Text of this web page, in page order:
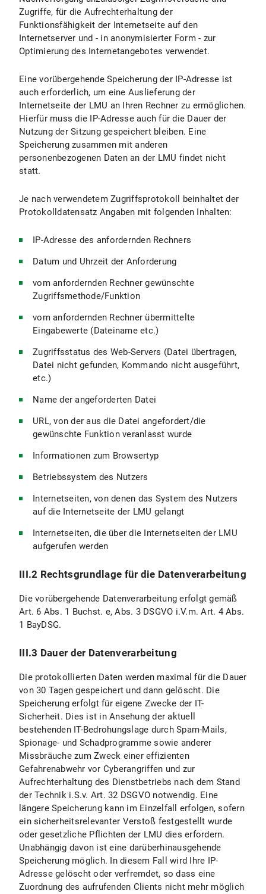
Zugriffe, für die Aufrechterhaltung der
Funktionsfähigkeit der Internetseite auf den
Internetserver und - in anonymisierter Form - zur
Optimierung des Internetangebotes verwendet.
Eine vorübergehende Speicherung der IP-Adresse ist
auch erforderlich, um eine Auslieferung der
Internetseite der LMU an Ihren Rechner zu ermöglichen.
Hierfür muss die IP-Adresse auch für die Dauer der
Nutzung der Sitzung gespeichert bleiben. Eine
Speicherung zusammen mit anderen
personenbezogenen Daten an der LMU findet nicht
statt.
Je nach verwendetem Zugriffsprotokoll beinhaltet der
Protokolldatensatz Angaben mit folgenden Inhalten:
IP-Adresse des anfordernden Rechners
Datum und Uhrzeit der Anforderung
vom anfordernden Rechner gewünschte
Zugriffsmethode/Funktion
vom anfordernden Rechner übermittelte
Eingabewerte (Dateiname etc.)
Zugriffsstatus des Web-Servers (Datei übertragen,
Datei nicht gefunden, Kommando nicht ausgeführt,
etc.)
Name der angeforderten Datei
URL, von der aus die Datei angefordert/die
gewünschte Funktion veranlasst wurde
Informationen zum Browsertyp
Betriebssystem des Nutzers
Internetseiten, von denen das System des Nutzers
auf die Internetseite der LMU gelangt
Internetseiten, die über die Internetseiten der LMU
aufgerufen werden
III.2 Rechtsgrundlage für die Datenverarbeitung
Die vorübergehende Datenverarbeitung erfolgt gemäß
Art. 6 Abs. 1 Buchst. e, Abs. 3 DSGVO i.V.m. Art. 4 Abs.
1 BayDSG.
III.3 Dauer der Datenverarbeitung
Die protokollierten Daten werden maximal für die Dauer
von 30 Tagen gespeichert und dann gelöscht. Die
Speicherung erfolgt für eigene Zwecke der IT-
Sicherheit. Dies ist in Ansehung der aktuell
bestehenden IT-Bedrohungslage durch Spam-Mails,
Spionage- und Schadprogramme sowie anderer
Missbräuche zum Zweck einer effizienten
Gefahrenabwehr vor Cyberangriffen und zur
Aufrechterhaltung des Dienstbetriebs nach dem Stand
der Technik i.S.v. Art. 32 DSGVO notwendig. Eine
längere Speicherung kann im Einzelfall erfolgen, sofern
ein sicherheitsrelevanter Verstoß festgestellt wurde
oder gesetzliche Pflichten der LMU dies erfordern.
Unabhängig davon ist eine darüberhinausgehende
Speicherung möglich. In diesem Fall wird Ihre IP-
Adresse gelöscht oder verfremdet, so dass eine
Zuordnung des aufrufenden Clients nicht mehr möglich